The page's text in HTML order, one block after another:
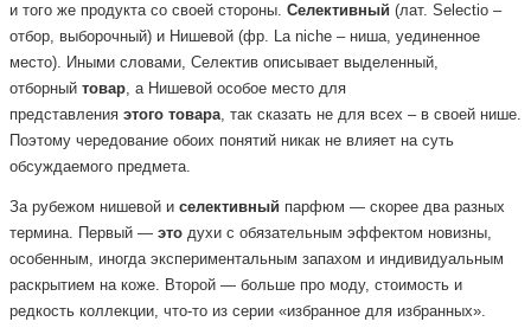
и того же продукта со своей стороны. Селективный (лат. Selectio –
отбор, выборочный) и Нишевой (фр. La niche – ниша, уединенное
место). Иными словами, Селектив описывает выделенный,
отборный товар , а Нишевой особое место для
представления этого товара , так сказать не для всех – в своей нише.
Поэтому чередование обоих понятий никак не влияет на суть
обсуждаемого предмета.
За рубежом нишевой и селективный парфюм — скорее два разных
термина. Первый — это духи с обязательным эффектом новизны,
особенным, иногда экспериментальным запахом и индивидуальным
раскрытием на коже. Второй — больше про моду, стоимость и
редкость коллекции, что-то из серии «избранное для избранных».